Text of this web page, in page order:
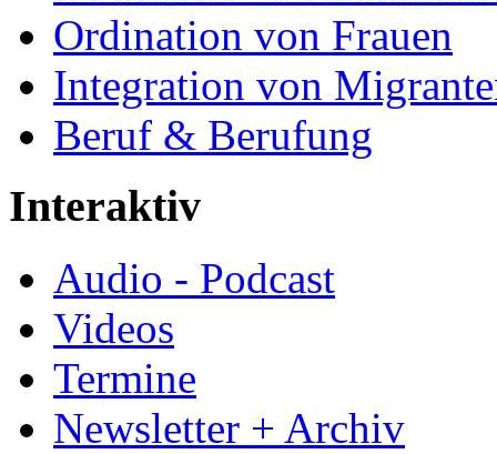
Ordination von Frauen
Integration von
Beruf & Berufung
Interaktiv
Audio - Podcast
Videos
Termine
Newsletter + Archiv